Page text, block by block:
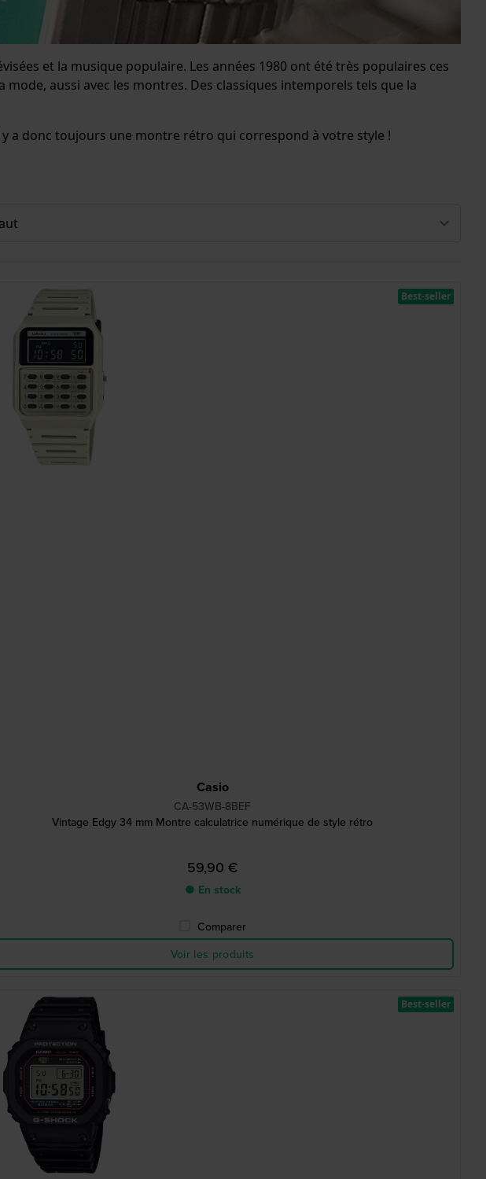
et la musique populaire. Les années 1980 ont été très populaires ces
aussi avec les montres. Des classiques intemporels tels que la
a donc toujours une montre rétro qui correspond à votre style !
Casio
CA-53WB-8BEF
Vintage Edgy 34 mm Montre calculatrice numérique de style rétro
59,90 €
● En stock
Comparer
Voir les produits
Best-seller
Best-seller